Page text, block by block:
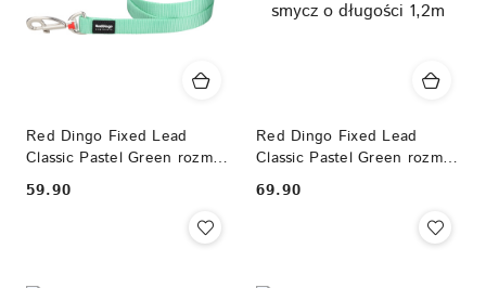
Red Dingo Fixed Lead
Classic Pastel Green rozmiar
M- klasyczna smycz o
długości 1,2m
Cena:
59.90
Red Dingo Fixed Lead
Classic Pastel Green rozmiar
L - klasyczna smycz o
długości 1,2m
Cena:
69.90